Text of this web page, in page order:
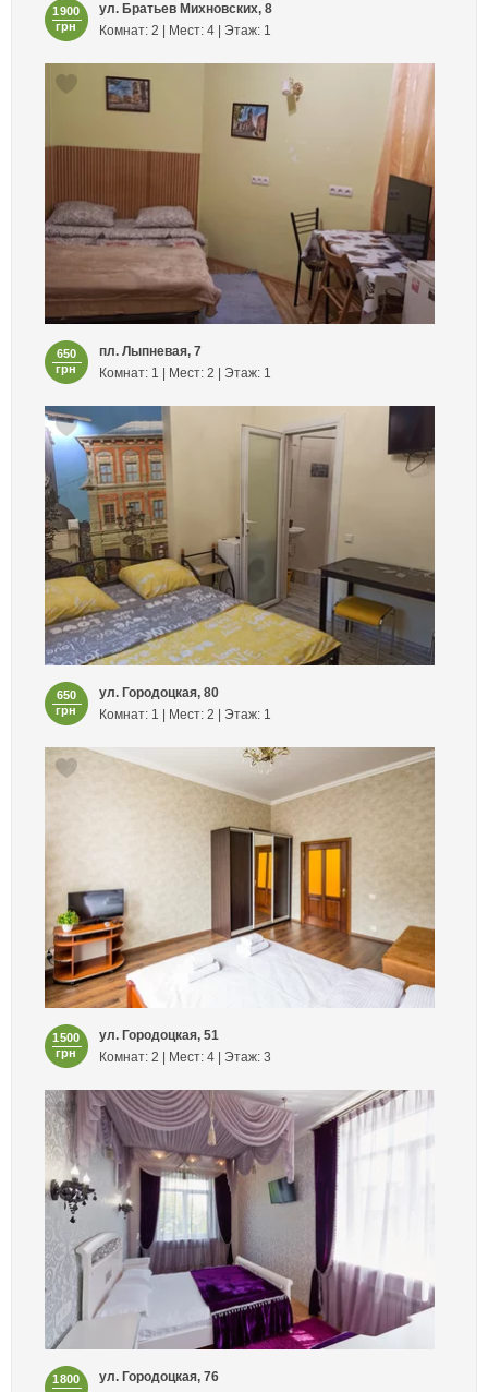
1900
грн
ул. Братьев Михновских, 8
Комнат: 2 | Мест: 4 | Этаж: 1
650
грн
пл. Лыпневая, 7
Комнат: 1 | Мест: 2 | Этаж: 1
650
грн
ул. Городоцкая, 80
Комнат: 1 | Мест: 2 | Этаж: 1
1500
грн
ул. Городоцкая, 51
Комнат: 2 | Мест: 4 | Этаж: 3
1800
ул. Городоцкая, 76